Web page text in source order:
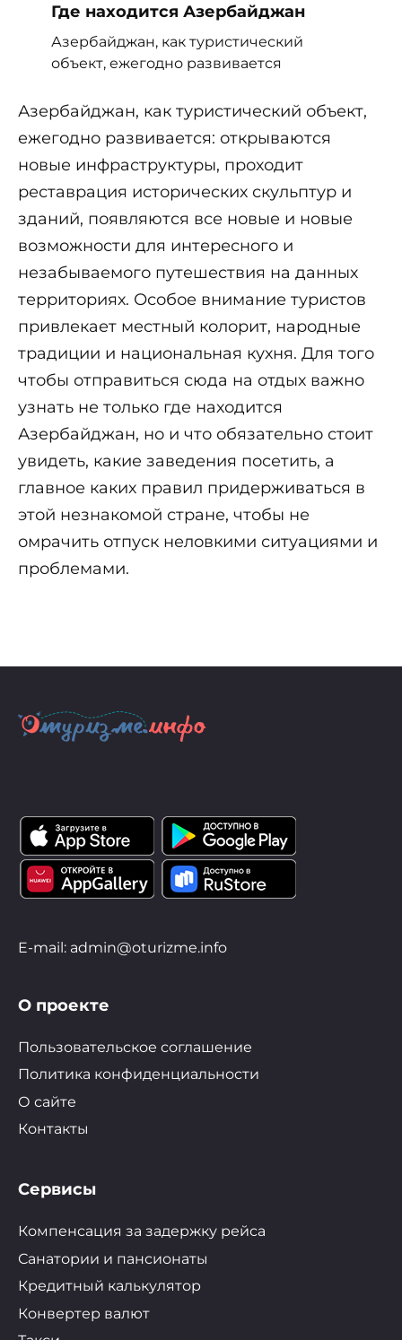
Где находится Азербайджан
Азербайджан, как туристический
объект, ежегодно развивается
Азербайджан, как туристический объект,
ежегодно развивается: открываются
новые инфраструктуры, проходит
реставрация исторических скульптур и
зданий, появляются все новые и новые
возможности для интересного и
незабываемого путешествия на данных
территориях. Особое внимание туристов
привлекает местный колорит, народные
традиции и национальная кухня. Для того
чтобы отправиться сюда на отдых важно
узнать не только где находится
Азербайджан, но и что обязательно стоит
увидеть, какие заведения посетить, а
главное каких правил придерживаться в
этой незнакомой стране, чтобы не
омрачить отпуск неловкими ситуациями и
проблемами.
E-mail: admin@oturizme.info
О проекте
Пользовательское соглашение
Политика конфиденциальности
О сайте
Контакты
Сервисы
Компенсация за задержку рейса
Санатории и пансионаты
Кредитный калькулятор
Конвертер валют